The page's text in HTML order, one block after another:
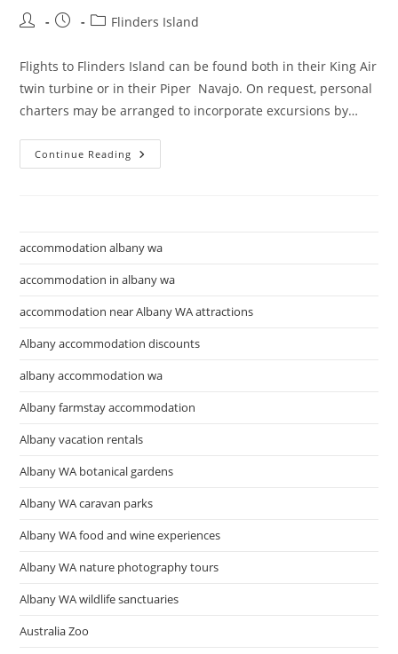
Post
Post
PostFlinders Island
Flights to Flinders Island can be found both in their King Air
twin turbine or in their Piper Navajo. On request, personal
charters may be arranged to incorporate excursions by…
Continue Reading
Regional
accommodation albany wa
accommodation in albany wa
accommodation near Albany WA attractions
Albany accommodation discounts
albany accommodation wa
Albany farmstay accommodation
Albany vacation rentals
Albany WA botanical gardens
Albany WA caravan parks
Albany WA food and wine experiences
Albany WA nature photography tours
Albany WA wildlife sanctuaries
Australia Zoo